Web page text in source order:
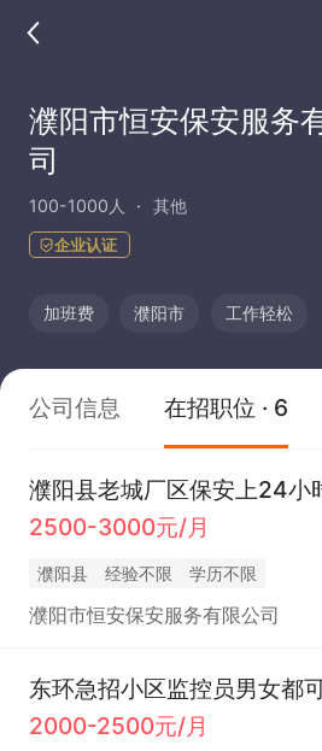
濮阳市恒安保安服务
司
100-1000人 其他
企业认证
加班费 濮阳市 工作轻松
公司信息 在招职位 · 6
濮阳县老城厂区保安上24小
2500-3000元/月
濮阳县 经验不限 学历不限
濮阳市恒安保安服务有限公司
东环急招小区监控员男女都
2000-2500元/月